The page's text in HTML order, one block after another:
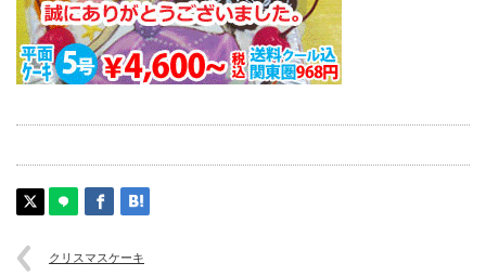
クリスマスケーキ